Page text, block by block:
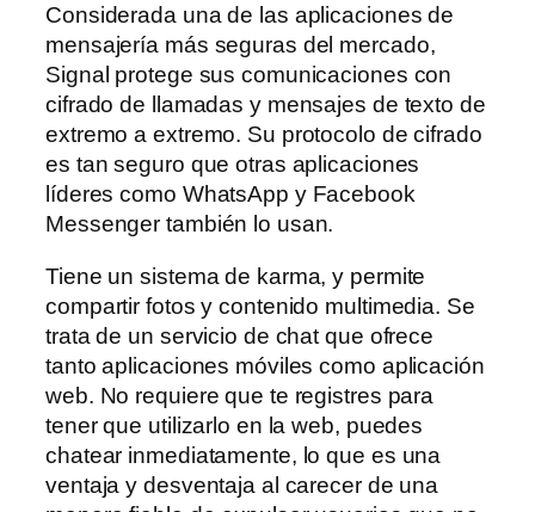
Considerada una de las aplicaciones de
mensajería más seguras del mercado,
Signal protege sus comunicaciones con
cifrado de llamadas y mensajes de texto de
extremo a extremo. Su protocolo de cifrado
es tan seguro que otras aplicaciones
líderes como WhatsApp y Facebook
Messenger también lo usan.
Tiene un sistema de karma, y permite
compartir fotos y contenido multimedia. Se
trata de un servicio de chat que ofrece
tanto aplicaciones móviles como aplicación
web. No requiere que te registres para
tener que utilizarlo en la web, puedes
chatear inmediatamente, lo que es una
ventaja y desventaja al carecer de una